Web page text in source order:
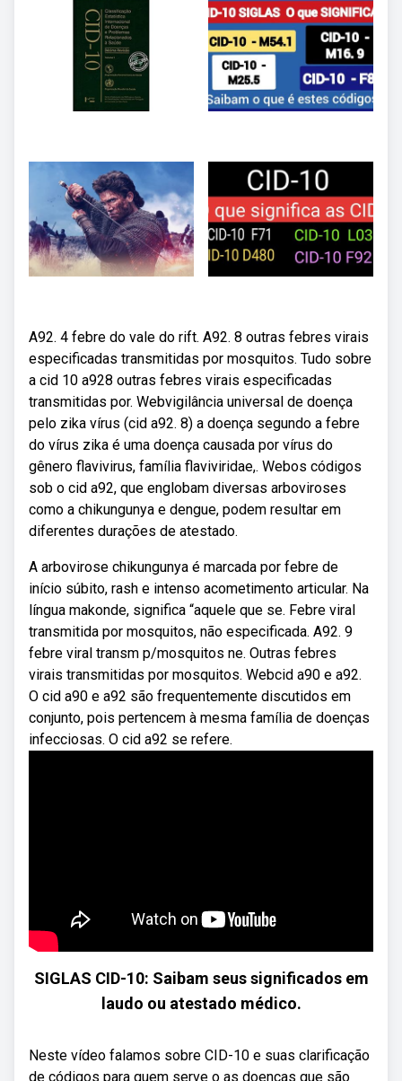
A92. 4 febre do vale do rift. A92. 8 outras febres virais
especificadas transmitidas por mosquitos. Tudo sobre
a cid 10 a928 outras febres virais especificadas
transmitidas por. Webvigilância universal de doença
pelo zika vírus (cid a92. 8) a doença segundo a febre
do vírus zika é uma doença causada por vírus do
gênero flavivirus, família flaviviridae,. Webos códigos
sob o cid a92, que englobam diversas arboviroses
como a chikungunya e dengue, podem resultar em
diferentes durações de atestado.
A arbovirose chikungunya é marcada por febre de
início súbito, rash e intenso acometimento articular. Na
língua makonde, significa “aquele que se. Febre viral
transmitida por mosquitos, não especificada. A92. 9
febre viral transm p/mosquitos ne. Outras febres
virais transmitidas por mosquitos. Webcid a90 e a92.
O cid a90 e a92 são frequentemente discutidos em
conjunto, pois pertencem à mesma família de doenças
infecciosas. O cid a92 se refere.
SIGLAS CID-10: Saibam seus significados em
laudo ou atestado médico.
Neste vídeo falamos sobre CID-10 e suas clarificação
de códigos para quem serve o as doenças que são